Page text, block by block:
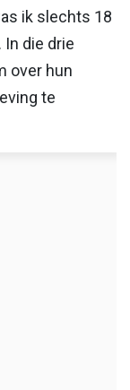
ik slechts 18
die drie
over hun
te